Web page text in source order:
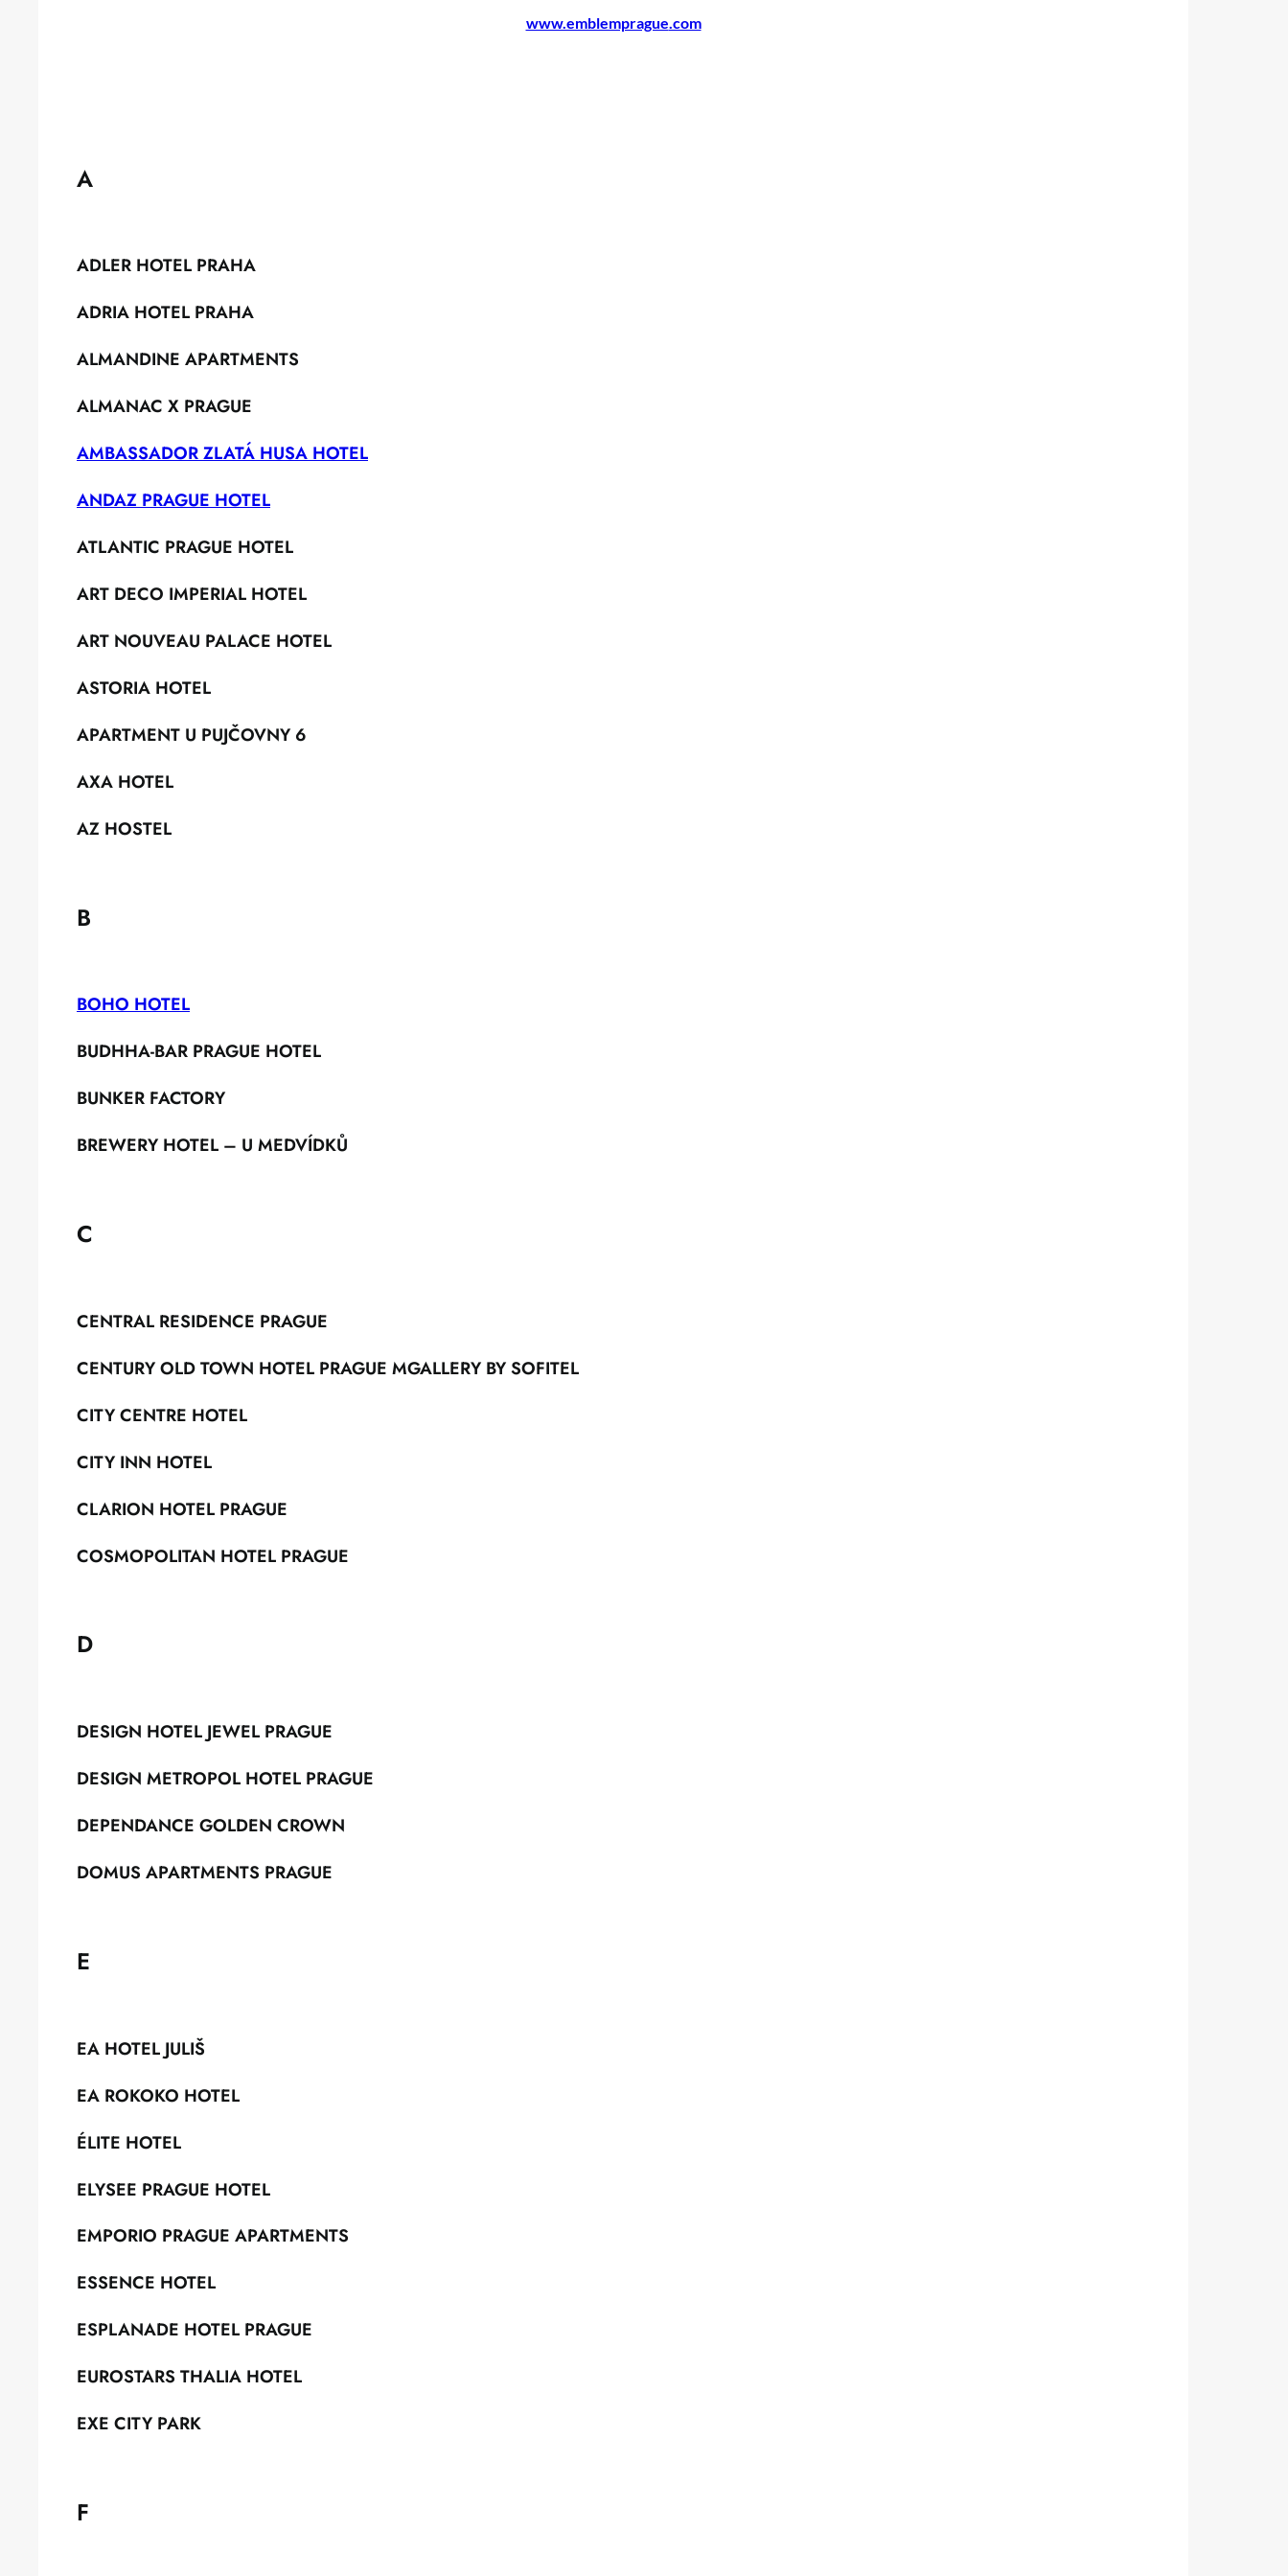
www.emblemprague .com
A
ADLER HOTEL PRAHA
ADRIA HOTEL PRAHA
ALMANDINE APARTMENTS
ALMANAC X PRAGUE
AMBASSADOR ZLATÁ HUSA HOTEL
ANDAZ PRAGUE HOTEL
ATLANTIC PRAGUE HOTEL
ART DECO IMPERIAL HOTEL
ART NOUVEAU PALACE HOTEL
ASTORIA HOTEL
APARTMENT U PUJČOVNY 6
AXA HOTEL
AZ HOSTEL
B
BOHO HOTEL
BUDHHA-BAR PRAGUE HOTEL
BUNKER FACTORY
BREWERY HOTEL – U MEDVÍDKŮ
C
CENTRAL RESIDENCE PRAGUE
CENTURY OLD TOWN HOTEL PRAGUE MGALLERY BY SOFITEL
CITY CENTRE HOTEL
CITY INN HOTEL
CLARION HOTEL PRAGUE
COSMOPOLITAN HOTEL PRAGUE
D
DESIGN HOTEL JEWEL PRAGUE
DESIGN METROPOL HOTEL PRAGUE
DEPENDANCE GOLDEN CROWN
DOMUS APARTMENTS PRAGUE
E
EA HOTEL JULIŠ
EA ROKOKO HOTEL
ÉLITE HOTEL
ELYSEE PRAGUE HOTEL
EMPORIO PRAGUE APARTMENTS
ESSENCE HOTEL
ESPLANADE HOTEL PRAGUE
EUROSTARS THALIA HOTEL
EXE CITY PARK
F